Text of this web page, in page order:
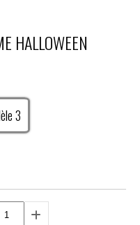
HALLOWEEN
3